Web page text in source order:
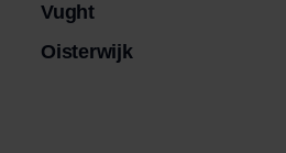
Vught
Oisterwijk